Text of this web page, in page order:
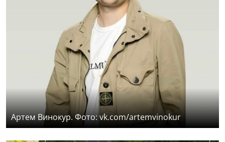
Артем Винокур. Фото: vk.com/artemvinokur